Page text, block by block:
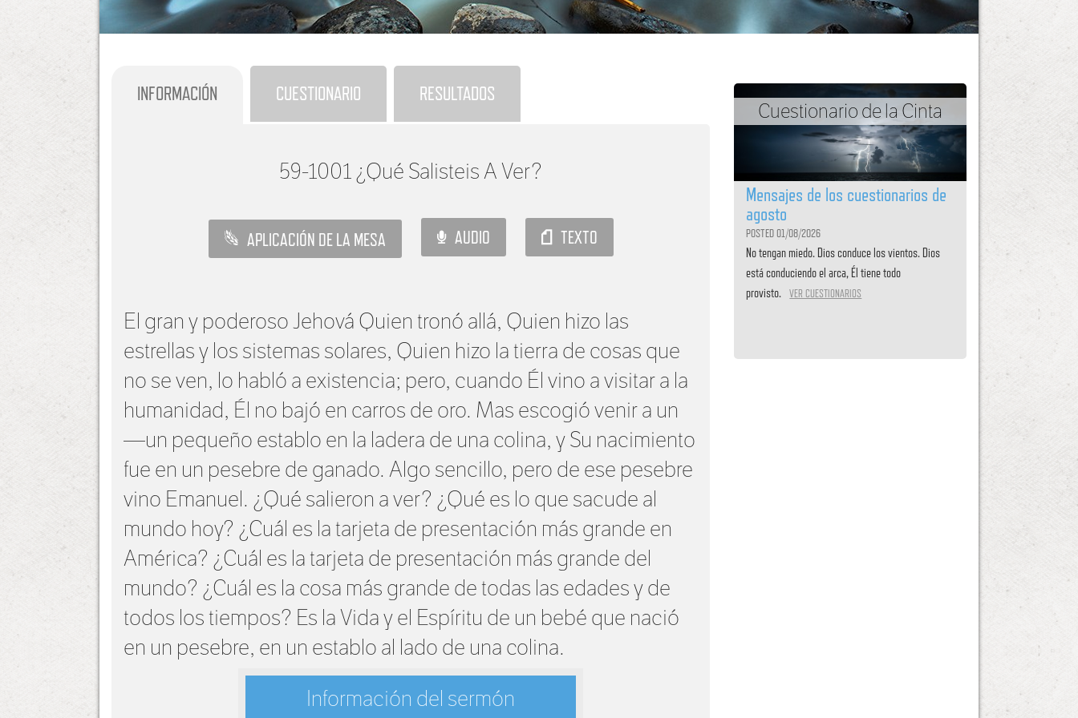
INFORMACIÓN CUESTIONARIO RESULTADOS
59-1001¿Qué Salisteis A Ver?
APLICACIÓN DE LA MESA AUDIO TEXTO
El gran y poderoso Jehová Quien tronó allá, Quien hizo las
estrellas y los sistemas solares, Quien hizo la tierra de cosas que
no se ven, lo habló a existencia; pero, cuando Él vino a visitar a la
humanidad, Él no bajó en carros de oro. Mas escogió venir a un
—un pequeño establo en la ladera de una colina, y Su nacimiento
fue en un pesebre de ganado. Algo sencillo, pero de ese pesebre
vino Emanuel. ¿Qué salieron a ver? ¿Qué es lo que sacude al
mundo hoy? ¿Cuál es la tarjeta de presentación más grande en
América? ¿Cuál es la tarjeta de presentación más grande del
mundo? ¿Cuál es la cosa más grande de todas las edades y de
todos los tiempos? Es la Vida y el Espíritu de un bebé que nació
en un pesebre, en un establo al lado de una colina.
Información del sermón
Cuestionario de la Cinta
Mensajes de los cuestionarios de
agosto
POSTED 01/08/2026
No tengan miedo. Dios conduce los vientos. Dios
está conduciendo el arca, Él tiene todo
provisto.
VER CUESTIONARIOS